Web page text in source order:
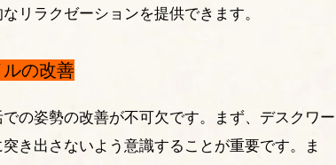
リラクゼーションを提供できます。
の改善
の姿勢の改善が不可欠です。まず、デスクワー
き出さないよう意識することが重要です。ま